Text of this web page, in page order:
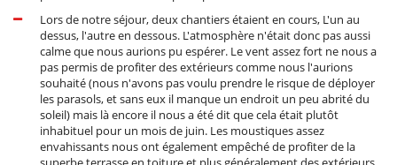
Lors de notre séjour, deux chantiers étaient en cours, L'un au
dessus, l'autre en dessous. L'atmosphère n'était donc pas aussi
calme que nous aurions pu espérer. Le vent assez fort ne nous a
pas permis de profiter des extérieurs comme nous l'aurions
souhaité (nous n'avons pas voulu prendre le risque de déployer
les parasols, et sans eux il manque un endroit un peu abrité du
soleil) mais là encore il nous a été dit que cela était plutôt
inhabituel pour un mois de juin. Les moustiques assez
envahissants nous ont également empêché de profiter de la